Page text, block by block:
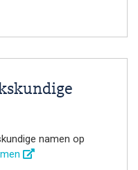
namen op